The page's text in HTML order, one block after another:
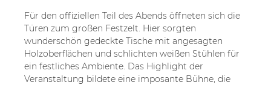
Für den offiziellen Teil des Abends öffneten sich die
Türen zum großen Festzelt. Hier sorgten
wunderschön gedeckte Tische mit angesagten
Holzoberflächen und schlichten weißen Stühlen für
ein festliches Ambiente. Das Highlight der
Veranstaltung bildete eine imposante Bühne, die